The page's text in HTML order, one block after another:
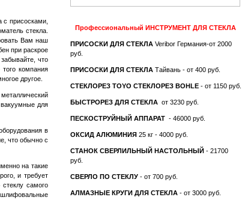
Профессиональный ИНСТРУМЕНТ ДЛЯ СТЕКЛА
ПРИСОСКИ ДЛЯ СТЕКЛА Veribor Германия-от 2000
руб.
ПРИСОСКИ ДЛЯ СТЕКЛА Тайвань - от 400 руб.
СТЕКЛОРЕЗ TOYO СТЕКЛОРЕЗ BOHLE - от 1150 руб.
БЫСТРОРЕЗ ДЛЯ СТЕКЛА от 3230 руб.
ПЕСКОСТРУЙНЫЙ АППАРАТ - 46000 руб.
ОКСИД АЛЮМИНИЯ 25 кг - 4000 руб.
СТАНОК СВЕРЛИЛЬНЫЙ НАСТОЛЬНЫЙ - 21700
руб.
СВЕРЛО ПО СТЕКЛУ - от 700 руб.
АЛМАЗНЫЕ КРУГИ ДЛЯ СТЕКЛА - от 3000 руб.
с присосками,
стекла.
Вам наш
при раскрое
что
компания
другое.
для
в
что обычно с
на такие
и требует
самого
шлифовальные